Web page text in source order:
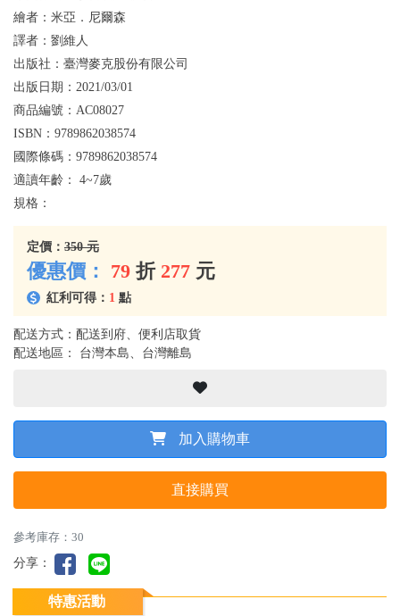
繪者： 米亞．尼爾森
譯者： 劉維人
出版社： 臺灣麥克股份有限公司
出版日期： 2021/03/01
商品編號： AC08027
ISBN： 9789862038574
國際條碼： 9789862038574
適讀年齡： 4~7歲
規格：
定價： 350 元
優惠價： 79 折 277 元
紅利可得： 1 點
配送方式：配送到府、便利店取貨
配送地區： 台灣本島、台灣離島
加入購物車
直接購買
參考庫存：30
分享：
特惠活動